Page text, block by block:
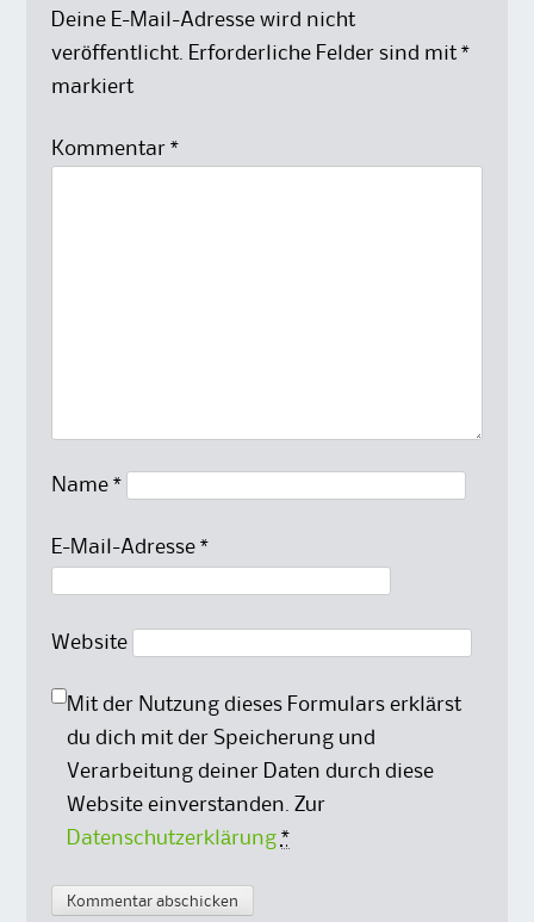
Deine E-Mail-Adresse wird nicht
veröffentlicht.
Erforderliche Felder sind mit *
markiert
Kommentar *
Name *
E-Mail-Adresse *
Website
Mit der Nutzung dieses Formulars erklärst
du dich mit der Speicherung und
Verarbeitung deiner Daten durch diese
Website einverstanden. Zur
Datenschutzerklärung *